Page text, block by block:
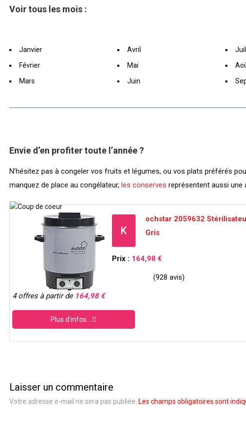
Voir tous les mois :
Janvier
Février
Mars
Avril
Mai
Juin
Envie d’en profiter toute l’année ?
N’hésitez pas à congeler vos fruits et légumes, ou vos plats préférés
manquez de place au congélateur, les conserves représentent aussi une
K
ochstar 2059632
Gris
Prix : 164,98 €
(928 avis)
4 offres à partir de 164,98 €
Plus d'infos...
Laisser un commentaire
Votre adresse e-mail ne sera pas publiée. Les champs obligatoires sont